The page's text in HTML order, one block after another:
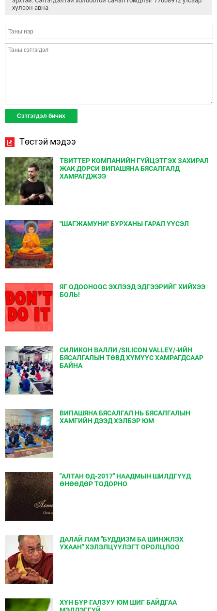
хүлээн авна
Төстэй мэдээ
ТВИТТЕР КОМПАНИЙН ГҮЙЦЭТГЭХ ЗАХИРАЛ
ЖАК ДОРСИ ВИПАШЯНА БЯСАЛГАЛД
ХАМРАГДЖЭЭ
"ШАГЖАМУНИ" БУРХАНЫ ГАРАЛ ҮҮСЭЛ
ЯГ ОДООНООС ЭХЛЭЭД ЭДГЭЭРИЙГ ХИЙХЭЭ
БОЛЬ!
СИЛИКОН ВАЛЛИ /SILICON VALLEY/-ИЙН
БЯСАЛГАЛЫН ТӨВД ХҮМҮҮС ХАМРАГДСААР
БАЙНА
ВИПАШЯНА БЯСАЛГАЛ НЬ БЯСАЛГАЛЫН
ХАМГИЙН ДЭЭД ХЭЛБЭР ЮМ
"АЛТАН ӨД-2017" НААДМЫН ШИЛДГҮҮД
ӨНӨӨДӨР ТОДОРНО
ДАЛАЙ ЛАМ "БУДДИЗМ БА ШИНЖЛЭХ
УХААН" ХЭЛЭЛЦҮҮЛЭГТ ОРОЛЦЛОО
ХҮН БҮР ГАЛЗУУ ЮМ ШИГ БАЙДГАА